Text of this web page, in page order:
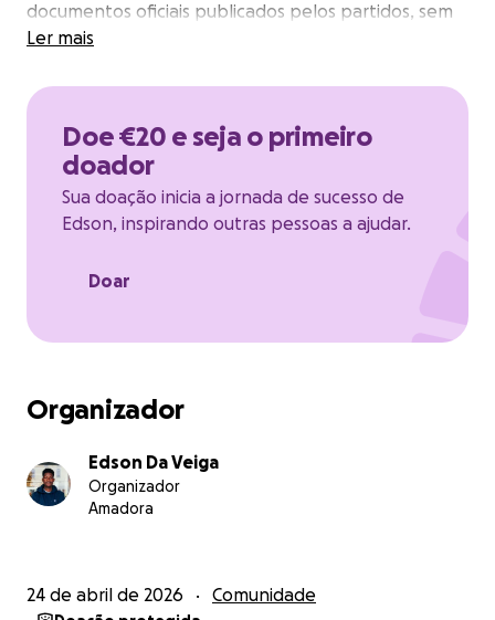
documentos oficiais publicados pelos partidos, sem
opiniões nem recomendações de voto.
Porque precisamos de apoio?
• Custos de inteligência artificial (API da Anthropic)
• Manutenção, novas funcionalidades e ingestão de
programas actualizados
• Projecto sem fins lucrativos
nosaieleitor.cv/termos)
informada em Cabo Verde.
— Edson da Veiga
Ler mais
Doe €20 e seja o primeiro
doador
Sua doação inicia a jornada de sucesso de
Edson, inspirando outras pessoas a ajudar.
Doar
Organizador
Edson Da Veiga
Organizador
Amadora
24 de abril de 2026 Comunidade